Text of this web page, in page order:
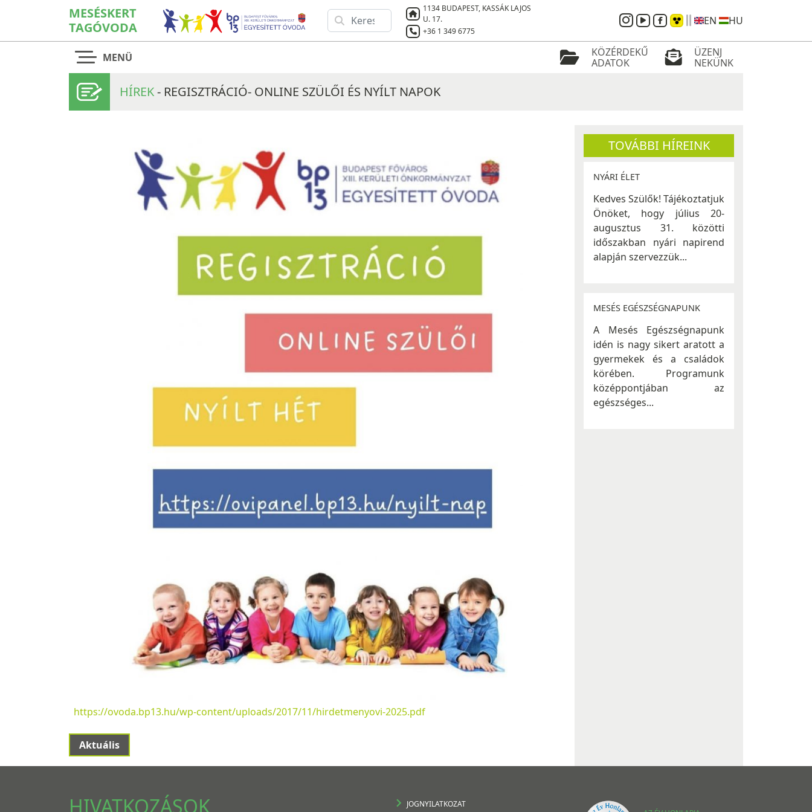
MESÉSKERT
TAGÓVODA
1134 BUDAPEST, KASSÁK LAJOS
U. 17.
+36 1 349 6775
EN HU
MENÜ
KÖZÉRDEKŰ
ADATOK
ÜZENJ
NEKÜNK
HÍREK- REGISZTRÁCIÓ- ONLINE SZÜLŐI ÉS NYÍLT NAPOK
https://ovoda.bp13.hu/wp-content/uploads/2017/11/hirdetmenyovi-2025.pdf
Aktuális
TOVÁBBI HÍREINK
NYÁRI ÉLET
Kedves Szülők! Tájékoztatjuk
Önöket, hogy július 20-
augusztus 31. közötti
időszakban nyári napirend
alapján szervezzük...
MESÉS EGÉSZSÉGNAPUNK
A Mesés Egészségnapunk
idén is nagy sikert aratott a
gyermekek és a családok
körében. Programunk
középpontjában az
egészséges...
HIVATKOZÁSOK
JOGNYILATKOZAT